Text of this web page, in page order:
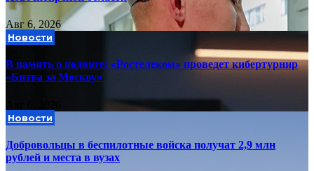
Авг 6, 2026
Новости
В память о подвиге: «Ростелеком» проведет кибертурнир
«Битва за Москву»
Новости
Добровольцы в беспилотные войска получат 2,9 млн
рублей и места в вузах